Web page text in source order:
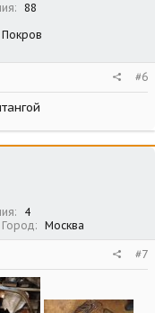
88
Покров
#6
4
Город Москва
#7